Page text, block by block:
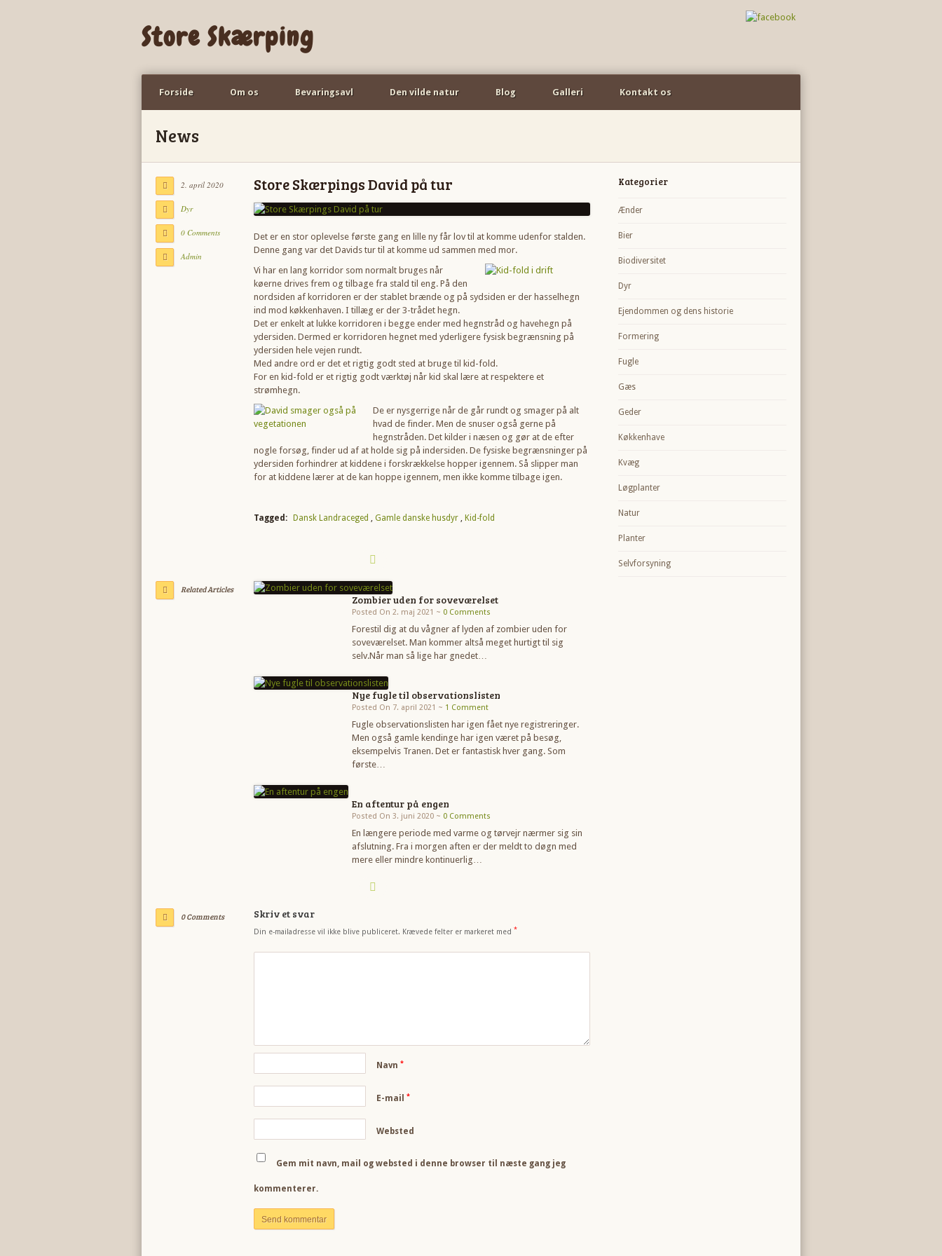
Store Skærping
Forside Om os Bevaringsavl Den vilde natur Blog Galleri Kontakt os
News
2. april 2020
Dyr
0 Comments
Admin
Store Skærpings David på tur
Det er en stor oplevelse første gang en lille ny får lov til at komme udenfor stalden.
Denne gang var det Davids tur til at komme ud sammen med mor.
Vi har en lang korridor som normalt bruges når
køerne drives frem og tilbage fra stald til eng. På den
nordsiden af korridoren er der stablet brænde og på sydsiden er der hasselhegn
ind mod køkkenhaven. I tillæg er der 3-trådet hegn.
Det er enkelt at lukke korridoren i begge ender med hegnstråd og havehegn på
ydersiden. Dermed er korridoren hegnet med yderligere fysisk begrænsning på
ydersiden hele vejen rundt.
Med andre ord er det et rigtig godt sted at bruge til kid-fold.
For en kid-fold er et rigtig godt værktøj når kid skal lære at respektere et
strømhegn.
De er nysgerrige når de går rundt og smager på alt
hvad de finder. Men de snuser også gerne på
hegnstråden. Det kilder i næsen og gør at de efter
nogle forsøg, finder ud af at holde sig på indersiden. De fysiske begrænsninger på
ydersiden forhindrer at kiddene i forskrækkelse hopper igennem. Så slipper man
for at kiddene lærer at de kan hoppe igennem, men ikke komme tilbage igen.
Tagged: Dansk Landraceged , Gamle danske husdyr , Kid-fold
Related Articles
Zombier uden for soveværelset
Posted On 2. maj 2021 ~ 0 Comments
Forestil dig at du vågner af lyden af zombier uden for
soveværelset. Man kommer altså meget hurtigt til sig
selv.Når man så lige har gnedet…
Nye fugle til observationslisten
Posted On 7. april 2021 ~ 1 Comment
Fugle observationslisten har igen fået nye registreringer.
Men også gamle kendinge har igen været på besøg,
eksempelvis Tranen. Det er fantastisk hver gang. Som
første…
En aftentur på engen
Posted On 3. juni 2020 ~ 0 Comments
En længere periode med varme og tørvejr nærmer sig sin
afslutning. Fra i morgen aften er der meldt to døgn med
mere eller mindre kontinuerlig…
0 Comments Skriv et svar
Din e-mailadresse vil ikke blive publiceret. Krævede felter er markeret med *
Navn *
E-mail *
Websted
Gem mit navn, mail og websted i denne browser til næste gang jeg
kommenterer.
Kategorier
Ænder
Bier
Biodiversitet
Dyr
Ejendommen og dens historie
Formering
Fugle
Gæs
Geder
Køkkenhave
Kvæg
Løgplanter
Natur
Planter
Selvforsyning